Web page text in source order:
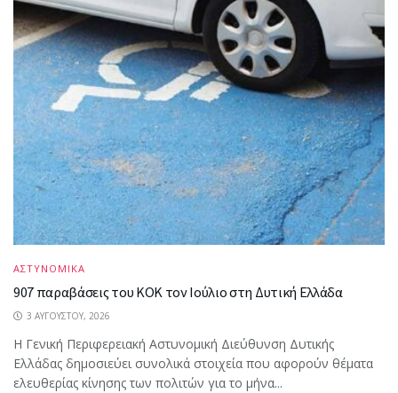
ΑΣΤΥΝΟΜΙΚΑ
907 παραβάσεις του ΚΟΚ τον Ιούλιο στη Δυτική Ελλάδα
3 ΑΥΓΟΎΣΤΟΥ, 2026
Η Γενική Περιφερειακή Αστυνομική Διεύθυνση Δυτικής
Ελλάδας δημοσιεύει συνολικά στοιχεία που αφορούν θέματα
ελευθερίας κίνησης των πολιτών για το μήνα...